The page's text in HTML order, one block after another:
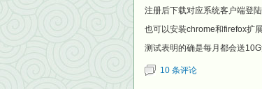
注册后下载对应系统客户端登
也可以安装chrome和firefox扩
测试表明的确是每月都会送
10 条评论